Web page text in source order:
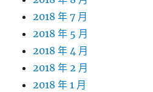
2018 年 7 月
2018 年 5 月
2018 年 4 月
2018 年 2 月
2018 年 1 月